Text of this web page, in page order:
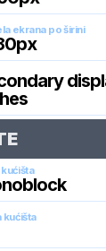
ekrana po širini
px
kućišta